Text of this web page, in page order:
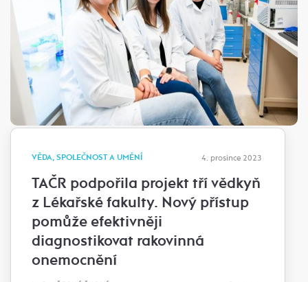
VĚDA, SPOLEČNOST A UMĚNÍ 4. prosince 2023
TAČR podpořila projekt tří vědkyň
z Lékařské fakulty. Nový přístup
pomůže efektivněji
diagnostikovat rakovinná
onemocnění